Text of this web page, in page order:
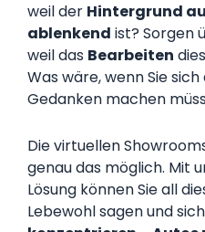
weil der Hintergrund
ablenkend ist? Sorgen
weil das Bearbeiten
Was wäre, wenn Sie
Gedanken machen
Die virtuellen
genau das möglich. Mit
Lösung können Sie all
Lebewohl sagen und sich